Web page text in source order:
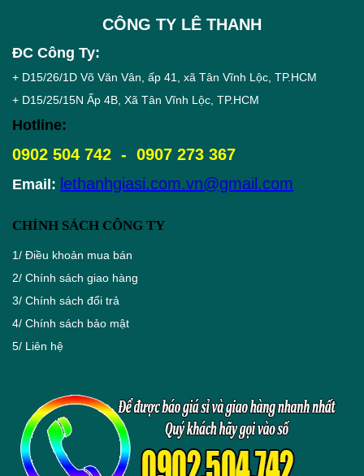
CÔNG TY LÊ THANH
ĐC Công Ty:
+ D15/26/1D Võ Văn Vân, ấp 41, xã Tân Vĩnh Lộc, TP.HCM
+ D15/25/15N Ấp 4B, Xã Tân Vĩnh Lộc, TP.HCM
Hotline:
0902 504 742 - 0907 273 367
Email: lethanhgiasi.com.vn@gmail.com
CHÍNH SÁCH CÔNG TY
1/ Điều khoản mua bán
2/ Chính sách giao hàng
3/ Chính sách đổi trả
4/ Chính sách bảo mật
5/ Liên hệ